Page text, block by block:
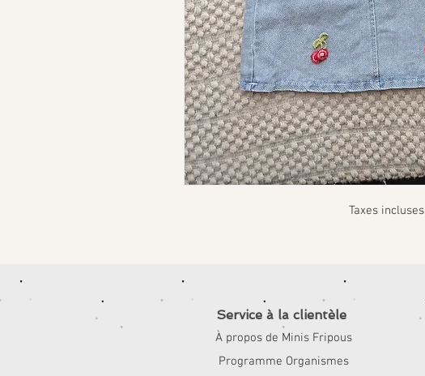
Taxes incluses
Service à la clientèle
À propos de Minis Fripous
Programme Organismes